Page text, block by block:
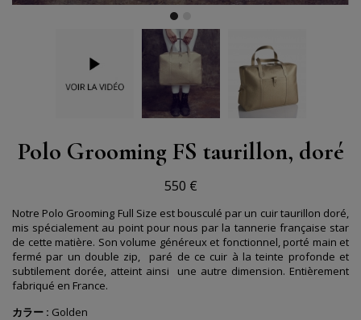
Polo Grooming FS taurillon, doré
550 €
Notre Polo Grooming Full Size est bousculé par un cuir taurillon doré,
mis spécialement au point pour nous par la tannerie française star
de cette matière. Son volume généreux et fonctionnel, porté main et
fermé par un double zip,
paré de ce cuir à la teinte profonde et
subtilement dorée, atteint ainsi
une autre dimension. Entièrement
fabriqué en France.
カラー : Golden